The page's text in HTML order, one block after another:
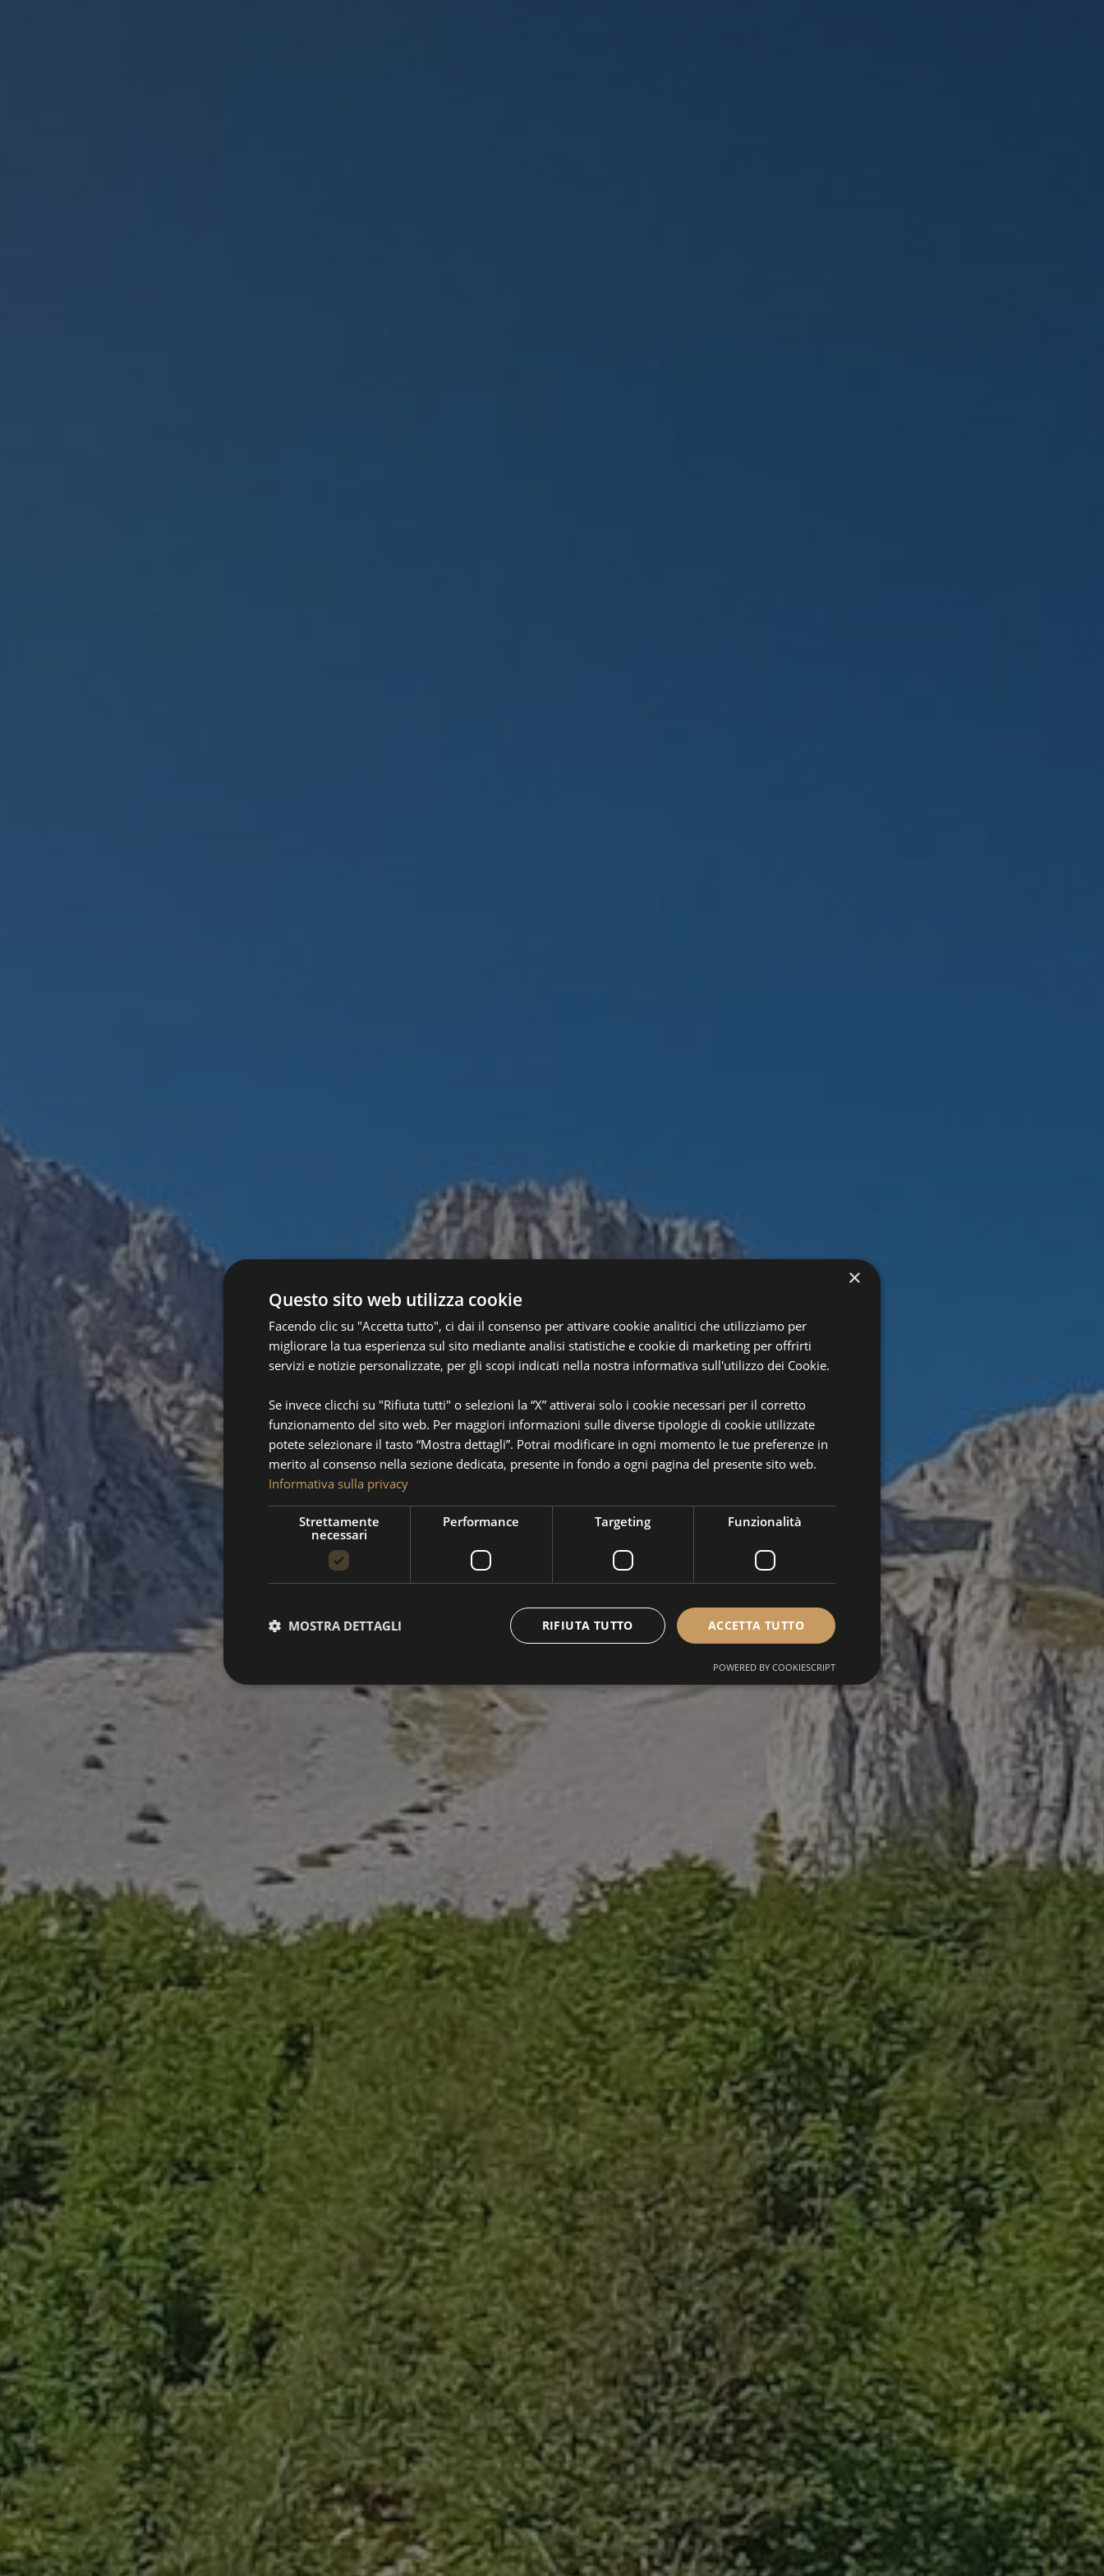
×
Questo sito web utilizza cookie
Facendo clic su "Accetta tutto", ci dai il consenso per attivare cookie analitici che utilizziamo per
migliorare la tua esperienza sul sito mediante analisi statistiche e cookie di marketing per offrirti
servizi e notizie personalizzate, per gli scopi indicati nella nostra informativa sull'utilizzo dei Cookie.
Se invece clicchi su "Rifiuta tutti" o selezioni la “X” attiverai solo i cookie necessari per il corretto
funzionamento del sito web. Per maggiori informazioni sulle diverse tipologie di cookie utilizzate
potete selezionare il tasto “Mostra dettagli”. Potrai modificare in ogni momento le tue preferenze in
merito al consenso nella sezione dedicata, presente in fondo a ogni pagina del presente sito web.
Informativa sulla privacy
Strettamente
necessari
Performance Targeting Funzionalità
ACCETTA TUTTO
RIFIUTA TUTTO
MOSTRA DETTAGLI
POWERED BY COOKIESCRIPT